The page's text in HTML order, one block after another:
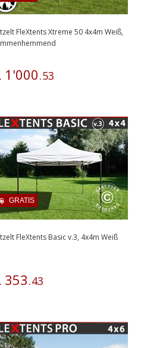
FleXtents Xtreme 50 4x4m Weiß,
1 '000.53
FleXtents Basic v.3, 4x4m Weiß
353.43
GRATIS